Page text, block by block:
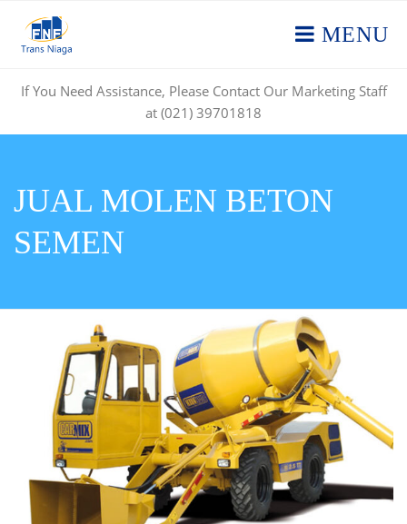
MENU
If You Need Assistance, Please Contact Our Marketing Staff
at (021) 39701818
JUAL MOLEN BETON
SEMEN